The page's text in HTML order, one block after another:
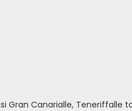
Canarialle, Teneriffalle